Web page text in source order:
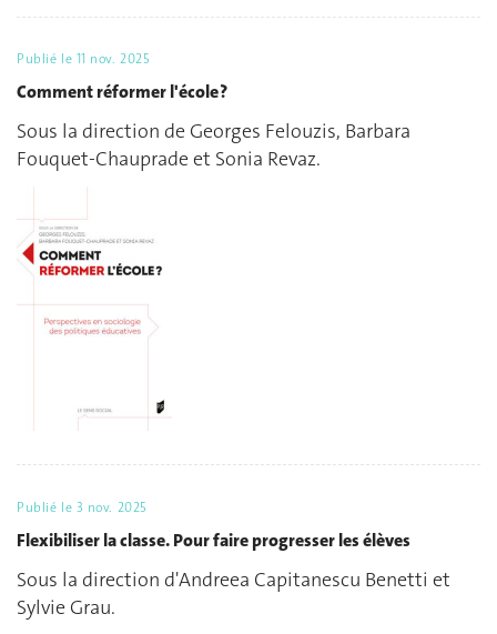
Publié le 11 nov. 2025
Comment réformer l'école ?
Sous la direction de Georges Felouzis, Barbara
Fouquet-Chauprade et Sonia Revaz.
Publié le 3 nov. 2025
Flexibiliser la classe. Pour faire progresser les élèves
Sous la direction d'Andreea Capitanescu Benetti et
Sylvie Grau.